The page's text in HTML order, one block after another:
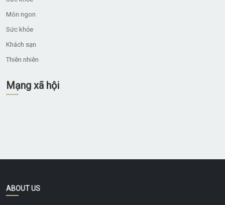
Món ngon
Sức khỏe
Khách sạn
Thiên nhiên
Mạng xã hội
ABOUT US